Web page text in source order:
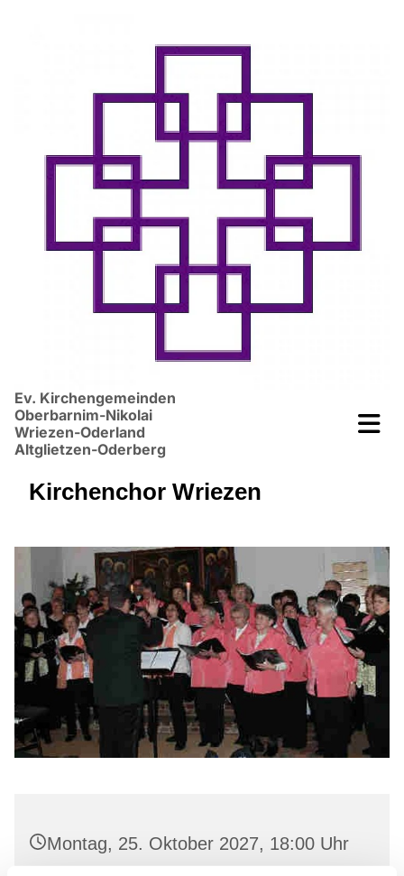
Ev. Kirchengemeinden
Oberbarnim-Nikolai
Wriezen-Oderland
Altglietzen-Oderberg
Kirchenchor Wriezen
Montag, 25. Oktober 2027, 18:00 Uhr